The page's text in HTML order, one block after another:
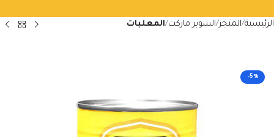
الرئيسية المتجر السوبر ماركت المعلبات
-5%